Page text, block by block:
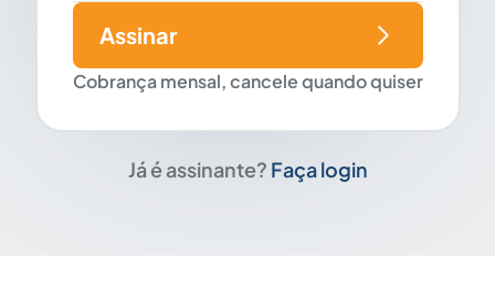
Cobrança mensal, cancele quando quiser
Assinar
Já é assinante? Faça login